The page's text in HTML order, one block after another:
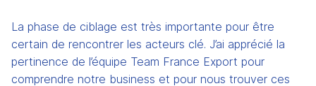
La phase de ciblage est très importante pour être
certain de rencontrer les acteurs clé. J’ai apprécié la
pertinence de l’équipe Team France Export pour
comprendre notre business et pour nous trouver ces